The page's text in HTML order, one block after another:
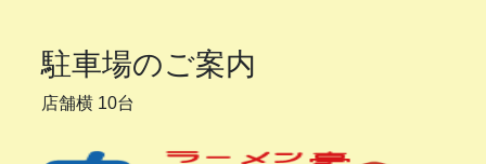
駐車場のご案内
店舗横 10台